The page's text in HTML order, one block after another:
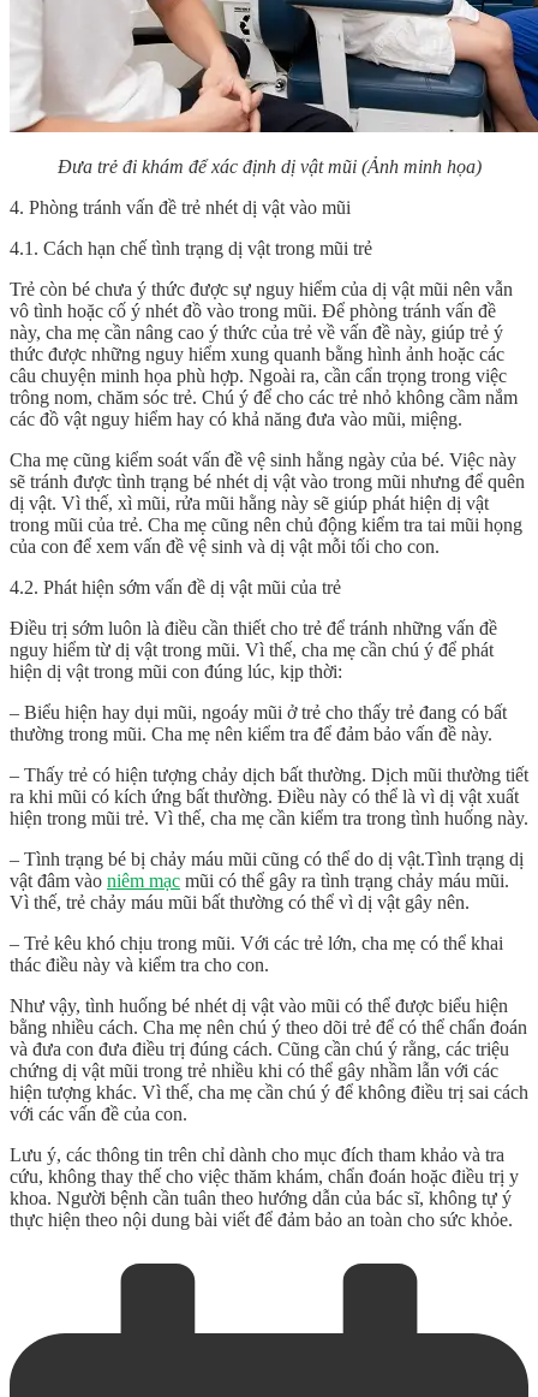
Đưa trẻ đi khám để xác định dị vật mũi (Ảnh minh họa)
4. Phòng tránh vấn đề trẻ nhét dị vật vào mũi
4.1. Cách hạn chế tình trạng dị vật trong mũi trẻ
Trẻ còn bé chưa ý thức được sự nguy hiểm của dị vật mũi nên vẫn
vô tình hoặc cố ý nhét đồ vào trong mũi. Để phòng tránh vấn đề
này, cha mẹ cần nâng cao ý thức của trẻ về vấn đề này, giúp trẻ ý
thức được những nguy hiểm xung quanh bằng hình ảnh hoặc các
câu chuyện minh họa phù hợp. Ngoài ra, cần cẩn trọng trong việc
trông nom, chăm sóc trẻ. Chú ý để cho các trẻ nhỏ không cầm nắm
các đồ vật nguy hiểm hay có khả năng đưa vào mũi, miệng.
Cha mẹ cũng kiểm soát vấn đề vệ sinh hằng ngày của bé. Việc này
sẽ tránh được tình trạng bé nhét dị vật vào trong mũi nhưng để quên
dị vật. Vì thế, xì mũi, rửa mũi hằng này sẽ giúp phát hiện dị vật
trong mũi của trẻ. Cha mẹ cũng nên chủ động kiểm tra tai mũi họng
của con để xem vấn đề vệ sinh và dị vật mỗi tối cho con.
4.2. Phát hiện sớm vấn đề dị vật mũi của trẻ
Điều trị sớm luôn là điều cần thiết cho trẻ để tránh những vấn đề
nguy hiểm từ dị vật trong mũi. Vì thế, cha mẹ cần chú ý để phát
hiện dị vật trong mũi con đúng lúc, kịp thời:
– Biểu hiện hay dụi mũi, ngoáy mũi ở trẻ cho thấy trẻ đang có bất
thường trong mũi. Cha mẹ nên kiểm tra để đảm bảo vấn đề này.
– Thấy trẻ có hiện tượng chảy dịch bất thường. Dịch mũi thường tiết
ra khi mũi có kích ứng bất thường. Điều này có thể là vì dị vật xuất
hiện trong mũi trẻ. Vì thế, cha mẹ cần kiểm tra trong tình huống này.
– Tình trạng bé bị chảy máu mũi cũng có thể do dị vật.Tình trạng dị
vật đâm vào niêm mạc mũi có thể gây ra tình trạng chảy máu mũi.
Vì thế, trẻ chảy máu mũi bất thường có thể vì dị vật gây nên.
– Trẻ kêu khó chịu trong mũi. Với các trẻ lớn, cha mẹ có thể khai
thác điều này và kiểm tra cho con.
Như vậy, tình huống bé nhét dị vật vào mũi có thể được biểu hiện
bằng nhiều cách. Cha mẹ nên chú ý theo dõi trẻ để có thể chẩn đoán
và đưa con đưa điều trị đúng cách. Cũng cần chú ý rằng, các triệu
chứng dị vật mũi trong trẻ nhiều khi có thể gây nhầm lẫn với các
hiện tượng khác. Vì thế, cha mẹ cần chú ý để không điều trị sai cách
với các vấn đề của con.
Lưu ý, các thông tin trên chỉ dành cho mục đích tham khảo và tra
cứu, không thay thế cho việc thăm khám, chẩn đoán hoặc điều trị y
khoa. Người bệnh cần tuân theo hướng dẫn của bác sĩ, không tự ý
thực hiện theo nội dung bài viết để đảm bảo an toàn cho sức khỏe.